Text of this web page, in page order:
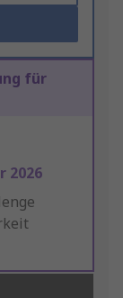
für
2026